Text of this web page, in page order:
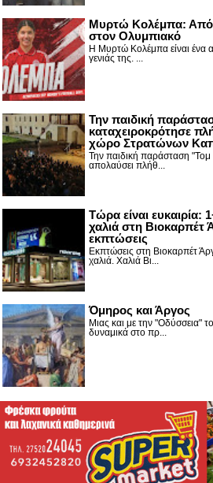
Μυρτώ Κολέμπα: Από
στον Ολυμπιακό
Η Μυρτώ Κολέμπα είναι ένα
γενιάς της. ...
Την παιδική
καταχειροκρότησε
χώρο Στρατώνων
Την παιδική παράσταση "Τομ
απολαύσει πλήθ...
Τώρα είναι
χαλιά στη Βιοκαρπέτ
εκπτώσεις
Εκπτώσεις στη Βιοκαρπέτ
χαλιά. Χαλιά Βι...
Όμηρος και Άργος
Μιας και με την "Οδύσσεια"
δυναμικά στο πρ...